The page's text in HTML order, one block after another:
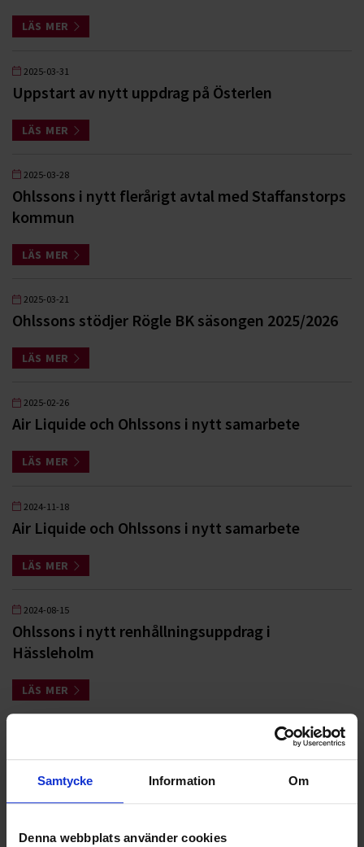
Samtycke Information Om
Denna webbplats använder cookies
LÄS MER
2025-03-31
Uppstart av nytt uppdrag på Österlen
LÄS MER
2025-03-28
Ohlssons i nytt flerårigt avtal med Staffanstorps
kommun
LÄS MER
2025-03-21
Ohlssons stödjer Rögle BK säsongen 2025/2026
LÄS MER
2025-02-26
Air Liquide och Ohlssons i nytt samarbete
LÄS MER
2024-11-18
Air Liquide och Ohlssons i nytt samarbete
LÄS MER
2024-08-15
Ohlssons i nytt renhållningsuppdrag i
Hässleholm
LÄS MER
Ohlssons slamavdelning i nya uppdrag på
Österlen